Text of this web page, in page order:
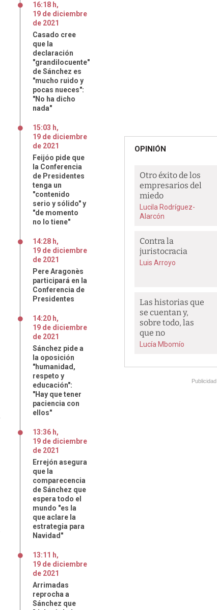
16:18 h,
19 de diciembre
de 2021
Casado cree
que la
declaración
"grandilocuente"
de Sánchez es
"mucho ruido y
pocas nueces":
"No ha dicho
nada"
15:03 h,
19 de diciembre
de 2021
Feijóo pide que
la Conferencia
de Presidentes
tenga un
"contenido
serio y sólido" y
"de momento
no lo tiene"
14:28 h,
19 de diciembre
de 2021
Pere Aragonès
participará en la
Conferencia de
Presidentes
14:20 h,
19 de diciembre
de 2021
Sánchez pide a
la oposición
"humanidad,
respeto y
educación":
"Hay que tener
paciencia con
ellos"
13:36 h,
19 de diciembre
de 2021
Errejón asegura
que la
comparecencia
de Sánchez que
espera todo el
mundo "es la
que aclare la
estrategia para
Navidad"
13:11 h,
19 de diciembre
de 2021
Arrimadas
reprocha a
Sánchez que
OPINIÓN
Otro éxito de los
empresarios del
miedo
Lucila Rodríguez-
Alarcón
Contra la
juristocracia
Luis Arroyo
Las historias que
se cuentan y,
sobre todo, las
que no
Lucía Mbomío
Publicidad